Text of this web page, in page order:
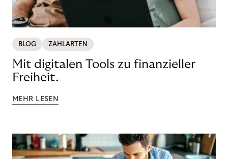
BLOG ZAHLARTEN
Mit digitalen Tools zu finanzieller
Freiheit.
MEHR LESEN